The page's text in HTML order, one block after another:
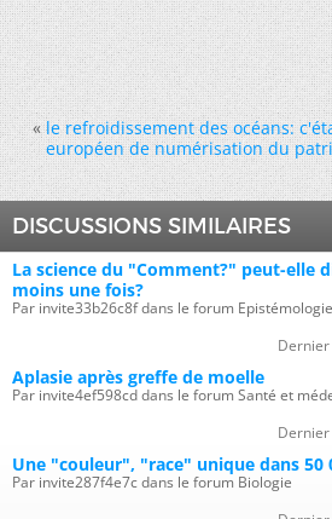
« le refroidissement des océans:
européen de numérisation du
DISCUSSIONS SIMILAIRES
La science du "Comment?" peut-elle
moins une fois?
Par invite33b26c8f dans le forum
Aplasie après greffe de moelle
Par invite4ef598cd dans le forum Santé et
Une "couleur", "race" unique dans 50
Par invite287f4e7c dans le forum Biologie